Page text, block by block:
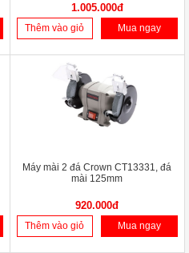
1.005.000đ
Thêm vào giỏ Mua ngay
Máy mài 2 đá Crown CT13331, đá
mài 125mm
920.000đ
Thêm vào giỏ Mua ngay